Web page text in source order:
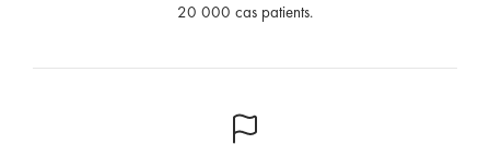
20 000 cas patients.